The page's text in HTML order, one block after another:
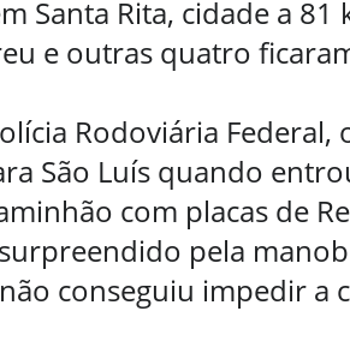
Santa Rita, cidade a 81
e outras quatro
Rodoviária Federal,
São Luís quando
com placas de
pela
conseguiu impedir a